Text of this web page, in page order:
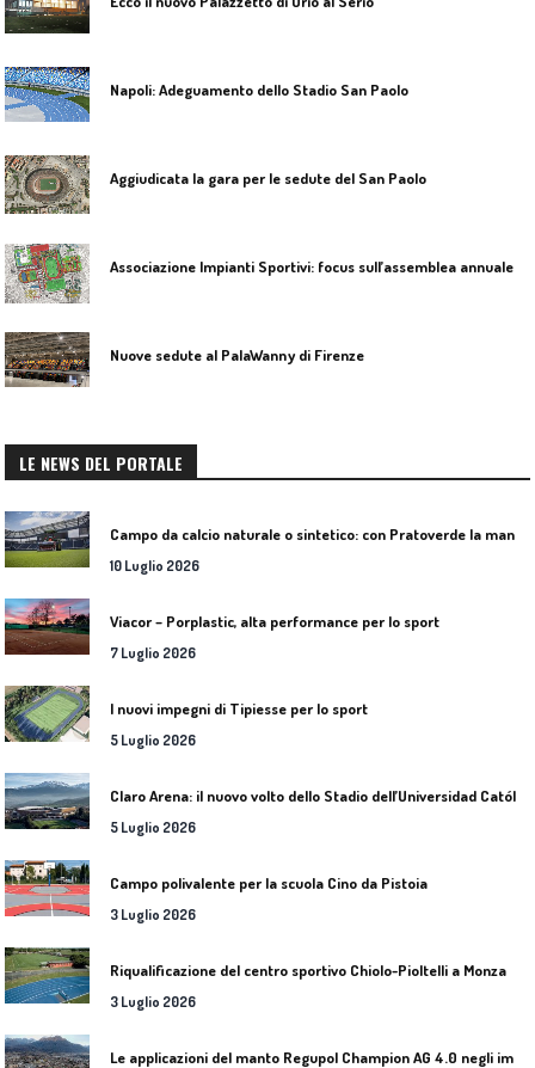
Napoli: Adeguamento dello Stadio San Paolo
Aggiudicata la gara per le sedute del San Paolo
Associazione Impianti Sportivi: focus sull’assemblea annuale
Nuove sedute al PalaWanny di Firenze
LE NEWS DEL PORTALE
10 Luglio 2026
Viacor – Porplastic, alta performance per lo sport
7 Luglio 2026
I nuovi impegni di Tipiesse per lo sport
5 Luglio 2026
5 Luglio 2026
Campo polivalente per la scuola Cino da Pistoia
3 Luglio 2026
Riqualificazione del centro sportivo Chiolo-Pioltelli a Monza
3 Luglio 2026